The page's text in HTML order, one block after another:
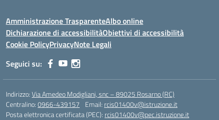
Amministrazione TrasparenteAlbo online
Dichiarazione di accessibilitàObiettivi di accessibilità
Cookie PolicyPrivacyNote Legali
Seguici su:
Indirizzo:Via Amedeo Modigliani, snc – 89025 Rosarno (RC)
Centralino:0966-439157 Email: rcis01400v@istruzione.it
Posta elettronica certificata (PEC): rcis01400v@pec.istruzione.it